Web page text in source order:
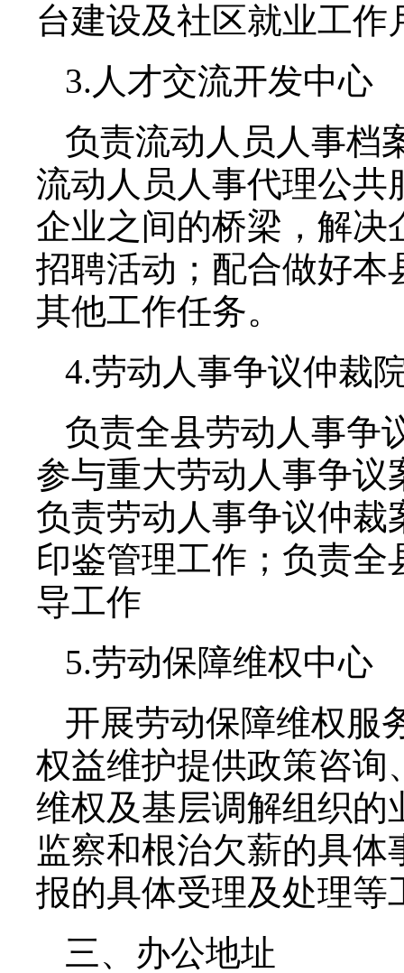
台建设及社区就业工作
3.人才交流开发中心
负责流动人员人事档
流动人员人事代理公共
企业之间的桥梁，解决
招聘活动；配合做好本
其他工作任务。
4.劳动人事争议仲裁
负责全县劳动人事争
参与重大劳动人事争议
负责劳动人事争议仲裁
印鉴管理工作；负责
导工作
5.劳动保障维权中心
开展劳动保障维权服
权益维护提供政策咨询
维权及基层调解组织的
监察和根治欠薪的具
报的具体受理及处理等
三、办公地址